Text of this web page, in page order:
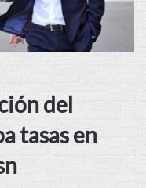
del
tasas en